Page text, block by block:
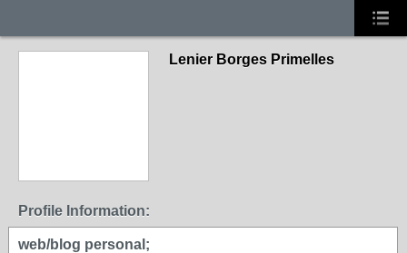
Lenier Borges Primelles
Profile Information:
web/blog personal;